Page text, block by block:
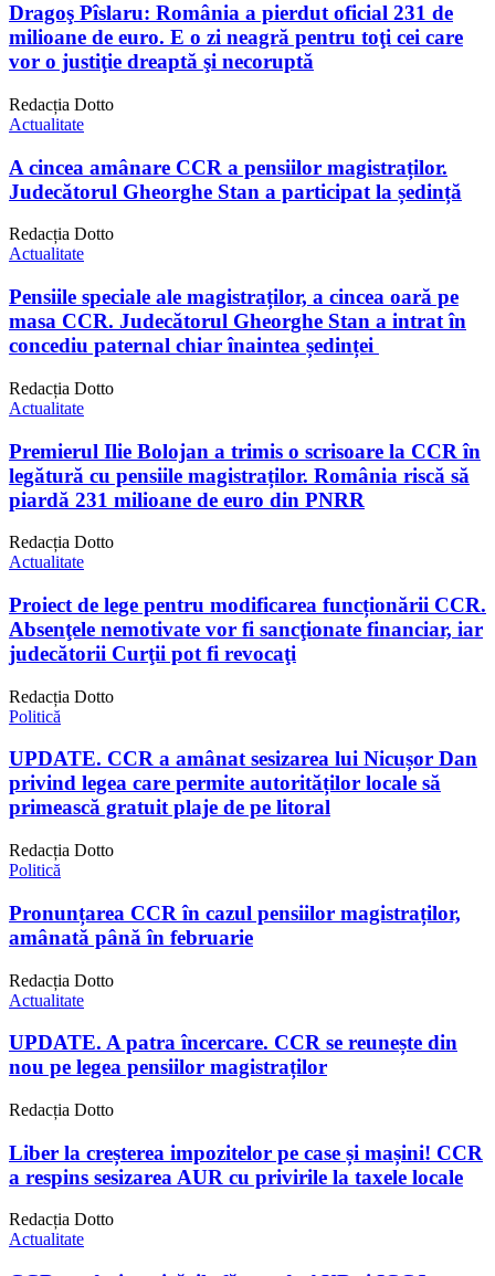
Dragoş Pîslaru: România a pierdut oficial 231 de
milioane de euro. E o zi neagră pentru toţi cei care
vor o justiţie dreaptă şi necoruptă
Redacția Dotto
Actualitate
A cincea amânare CCR a pensiilor magistraților.
Judecătorul Gheorghe Stan a participat la ședință
Redacția Dotto
Actualitate
Pensiile speciale ale magistraților, a cincea oară pe
masa CCR. Judecătorul Gheorghe Stan a intrat în
concediu paternal chiar înaintea ședinței
Redacția Dotto
Actualitate
Premierul Ilie Bolojan a trimis o scrisoare la CCR în
legătură cu pensiile magistraților. România riscă să
piardă 231 milioane de euro din PNRR
Redacția Dotto
Actualitate
Proiect de lege pentru modificarea funcționării CCR.
Absenţele nemotivate vor fi sancţionate financiar, iar
judecătorii Curţii pot fi revocaţi
Redacția Dotto
Politică
UPDATE. CCR a amânat sesizarea lui Nicușor Dan
privind legea care permite autorităților locale să
primească gratuit plaje de pe litoral
Redacția Dotto
Politică
Pronunțarea CCR în cazul pensiilor magistraților,
amânată până în februarie
Redacția Dotto
Actualitate
UPDATE. A patra încercare. CCR se reunește din
nou pe legea pensiilor magistraților
Redacția Dotto
Liber la creșterea impozitelor pe case și mașini! CCR
a respins sesizarea AUR cu privirile la taxele locale
Redacția Dotto
Actualitate